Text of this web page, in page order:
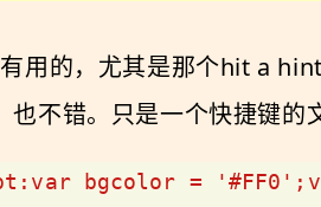
的，尤其是那个hit a hint
不错。只是一个快捷键
bgcolor =